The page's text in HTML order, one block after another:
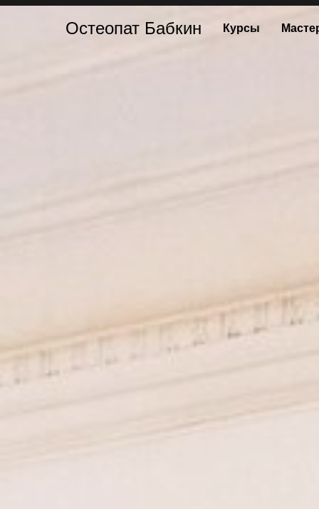
Остеопат Бабкин Курсы